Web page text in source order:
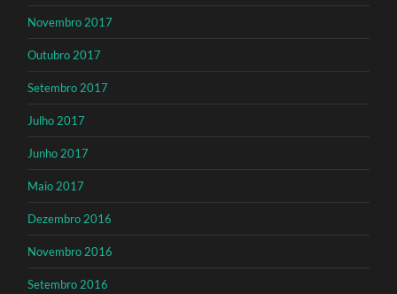
Novembro 2017
Outubro 2017
Setembro 2017
Julho 2017
Junho 2017
Maio 2017
Dezembro 2016
Novembro 2016
Setembro 2016